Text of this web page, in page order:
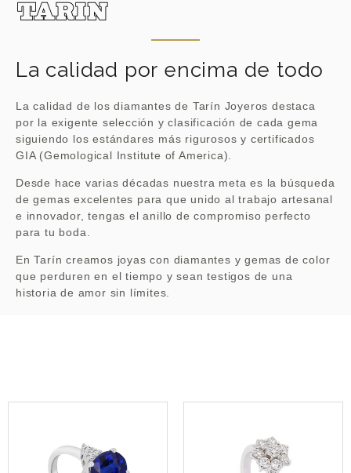
por la exigente selección y clasificación de cada gema
siguiendo los estándares más rigurosos y certificados
GIA (Gemological Institute of America).
Desde hace varias décadas nuestra meta es la búsqueda
de gemas excelentes para que unido al trabajo artesanal
e innovador, tengas el anillo de compromiso perfecto
para tu boda.
En Tarín creamos joyas con diamantes y gemas de color
que perduren en el tiempo y sean testigos de una
historia de amor sin límites.